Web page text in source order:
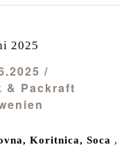
/
& Packraft
2025
Koritnica, Soca ,